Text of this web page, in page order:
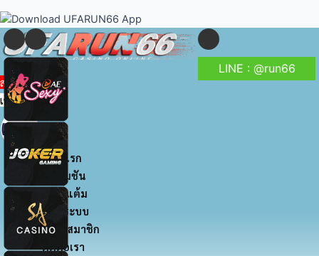
content
LINE : @run66
สมัครสมาชิก
เข้าสู่ระบบ
หน้าแรก
โปรโมชัน
สะสมแต้ม
เข้าสู่ระบบ
สมัครสมาชิก
ติดต่อเรา